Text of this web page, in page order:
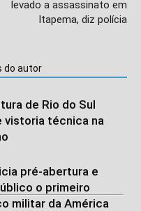
levado a assassinato em
Itapema, diz polícia
do autor
de Rio do Sul
vistoria técnica na
pré-abertura e
o primeiro
militar da América